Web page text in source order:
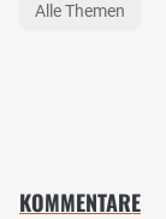
Alle Themen
KOMMENTARE